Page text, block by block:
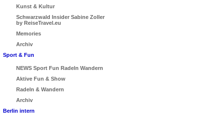
Kunst & Kultur
Schwarzwald Insider Sabine Zoller
by ReiseTravel.eu
Memories
Archiv
Sport & Fun
NEWS Sport Fun Radeln Wandern
Aktive Fun & Show
Radeln & Wandern
Archiv
Berlin intern